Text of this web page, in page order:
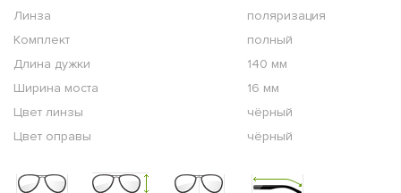
Линза
поляризация
Комплект
полный
Длина дужки
140 мм
Ширина моста
16 мм
Цвет линзы
чёрный
Цвет оправы
чёрный